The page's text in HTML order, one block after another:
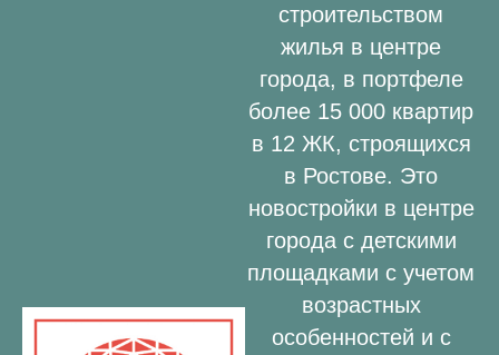
строительством
жилья в центре
города, в портфеле
более 15 000 квартир
в 12 ЖК, строящихся
в Ростове. Это
новостройки в центре
города с детскими
площадками с учетом
возрастных
особенностей и с